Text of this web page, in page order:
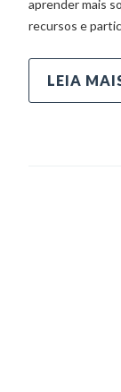
aprender mais
recursos e
LEIA